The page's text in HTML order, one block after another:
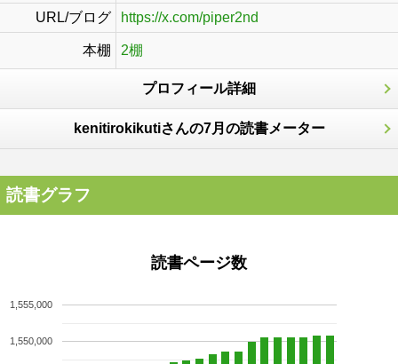
URL/ブログ https://x.com/piper2nd
本棚 2棚
プロフィール詳細
kenitirokikutiさんの7月の読書メーター
読書グラフ
読書ページ数
1,550,000
1,555,000